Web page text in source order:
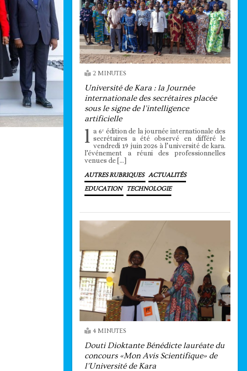
2 MINUTES
Université de Kara : la Journée
internationale des secrétaires placée
sous le signe de l’intelligence
artificielle
l a 6ᵉ édition de la journée internationale des
secrétaires a été observé en différé le
vendredi 19 juin 2026 à l’université de kara.
l’événement a réuni des professionnelles
venues de […]
AUTRES RUBRIQUES ACTUALITÉS
EDUCATION TECHNOLOGIE
4 MINUTES
Douti Dioktante Bénédicte lauréate du
concours «Mon Avis Scientifique» de
l’Université de Kara